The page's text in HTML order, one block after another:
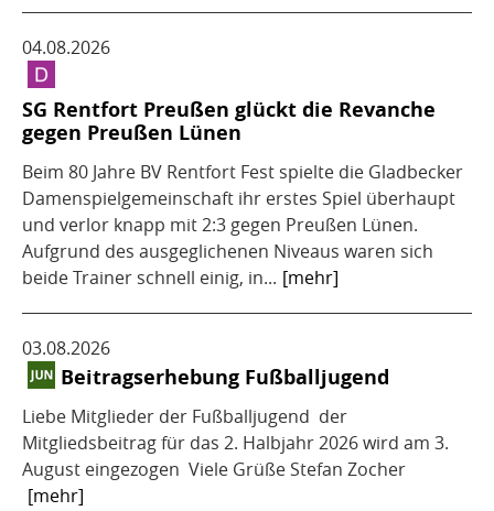
04.08.2026
SG Rentfort Preußen glückt die Revanche
gegen Preußen Lünen
Beim 80 Jahre BV Rentfort Fest spielte die Gladbecker
Damenspielgemeinschaft ihr erstes Spiel überhaupt
und verlor knapp mit 2:3 gegen Preußen Lünen.
Aufgrund des ausgeglichenen Niveaus waren sich
beide Trainer schnell einig, in... [mehr]
03.08.2026
Beitragserhebung Fußballjugend
Liebe Mitglieder der Fußballjugend der
Mitgliedsbeitrag für das 2. Halbjahr 2026 wird am 3.
August eingezogen Viele Grüße Stefan Zocher
[mehr]